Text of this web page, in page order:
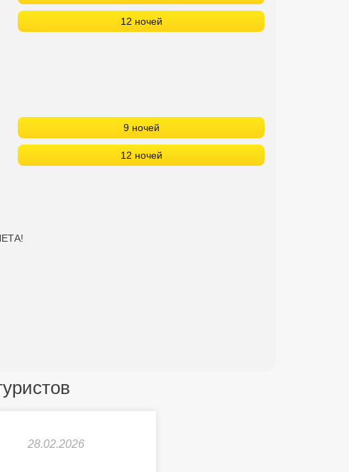
12 ночей
9 ночей
12 ночей
28.02.2026